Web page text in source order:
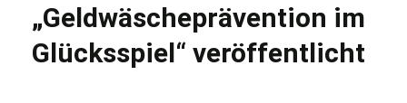
„Geldwäscheprävention im
Glücksspiel“ veröffentlicht